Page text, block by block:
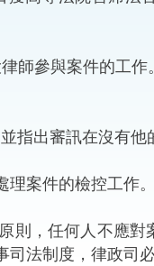
參與案件的工作
出審訊在沒有他
案件的檢控工作。
，任何人不應對
法制度，律政司必